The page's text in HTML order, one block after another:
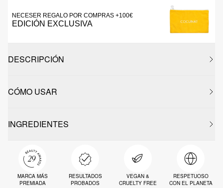
NECESER REGALO POR COMPRAS +100€
EDICIÓN EXCLUSIVA
DESCRIPCIÓN
CÓMO USAR
INGREDIENTES
MARCA MÁS
PREMIADA
RESULTADOS
PROBADOS
VEGAN &
CRUELTY FREE
RESPETUOSO
CON EL PLANETA